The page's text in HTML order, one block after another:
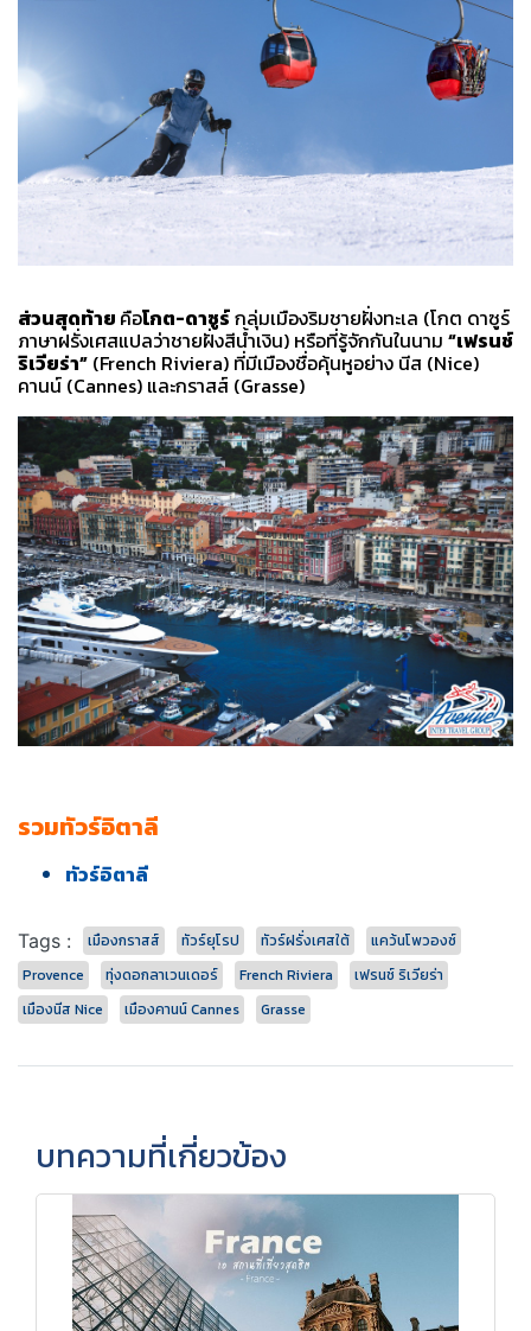
ส่วนสุดท้าย คือโกต-ดาซูร์กลุ่มเมืองริมชายฝั่งทะเล (โกต ดาซูร์
ภาษาฝรั่งเศสแปลว่าชายฝั่งสีน้ำเงิน) หรือที่รู้จักกันในนาม “เฟรนช์
ริเวียร่า” (French Riviera) ที่มีเมืองชื่อคุ้นหูอย่าง นีส (Nice)
คานน์ (Cannes) และกราสส์ (Grasse)
รวมทัวร์อิตาลี
ทัวร์อิตาลี
Tags : เมืองกราสส์ ทัวร์ยุโรป ทัวร์ฝรั่งเศสใต้
แคว้นโพวองซ์
Provence
ทุ่งดอกลาเวนเดอร์ French Riviera
เฟรนช์ ริเวียร่า
เมืองนีส Nice
เมืองคานน์ Cannes Grasse
บทความที่เกี่ยวข้อง